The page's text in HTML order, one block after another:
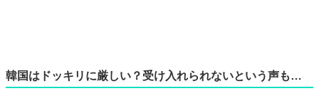
韓国はドッキリに厳しい？受け入れられないという声も…